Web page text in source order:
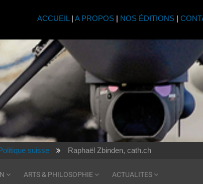
ACCUEIL | A PROPOS| NOS ÉDITIONS|
suisse Raphaël Zbinden, cath.ch
ARTS & PHILOSOPHIE ACTUALITES